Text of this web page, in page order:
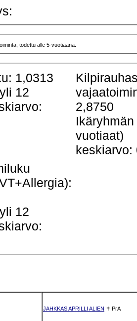
todettu alle 5-vuotiaana.
1,0313
12
2,8750
vuotiaat)
keskiarvo:
12
JAHKKAS APRILLI ALIEN ✝ PrA